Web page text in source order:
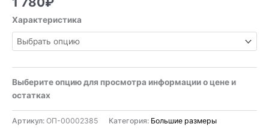
Характеристика
Выберите опцию для просмотра информации о цене и
остатках
Артикул: ОП-00002385 Категория: Большие размеры